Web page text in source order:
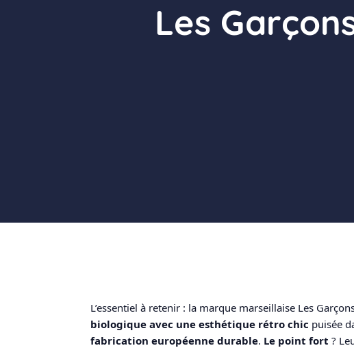
Les
L’essentiel à retenir : la marque marseillaise Les
biologique avec une esthétique rétro chic puisée
fabrication européenne durable. Le point fort ?